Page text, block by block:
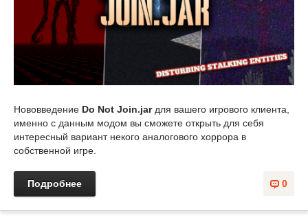
Нововведение Do Not Join.jarдля вашего игрового клиента,
именно с данным модом вы сможете открыть для себя
интересный вариант некого аналогового хоррора в
собственной игре.
0
Подробнее